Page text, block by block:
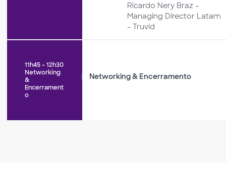
Ricardo Nery Braz –
Managing Director Latam
- Truvid
11h45 – 12h30
Networking
&
Encerrament
o
Networking & Encerramento